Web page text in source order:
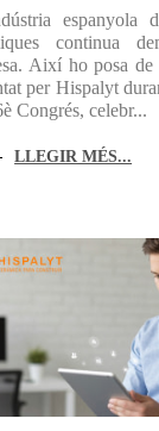
espanyola
continua
Així ho posa de
per Hispalyt
Congrés, celebr...
LLEGIR MÉS...